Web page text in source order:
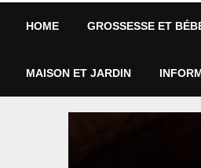
HOME GROSSESSE ET
MAISON ET JARDIN